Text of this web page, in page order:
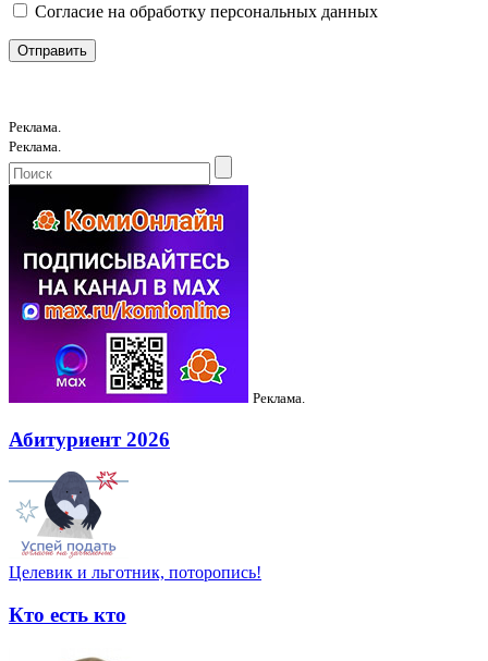
Согласие на обработку персональных данных
Реклама.
Реклама.
Реклама.
Абитуриент 2026
Целевик и льготник, поторопись!
Кто есть кто